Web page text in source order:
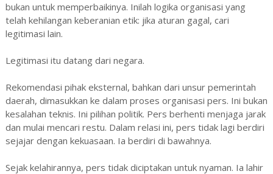
bukan untuk memperbaikinya. Inilah logika organisasi yang
telah kehilangan keberanian etik: jika aturan gagal, cari
legitimasi lain.
Legitimasi itu datang dari negara.
Rekomendasi pihak eksternal, bahkan dari unsur pemerintah
daerah, dimasukkan ke dalam proses organisasi pers. Ini bukan
kesalahan teknis. Ini pilihan politik. Pers berhenti menjaga jarak
dan mulai mencari restu. Dalam relasi ini, pers tidak lagi berdiri
sejajar dengan kekuasaan. Ia berdiri di bawahnya.
Sejak kelahirannya, pers tidak diciptakan untuk nyaman. Ia lahir